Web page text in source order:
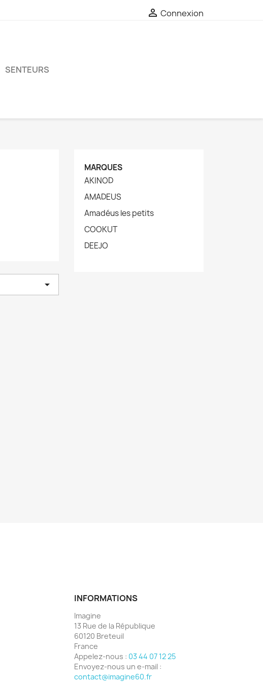
 Connexion
SENTEURS

MARQUES
AKINOD
AMADEUS
Amadéus les petits
COOKUT
DEEJO
INFORMATIONS
Imagine
13 Rue de la République
60120 Breteuil
France
Appelez-nous : 03 44 07 12 25
Envoyez-nous un e-mail :
contact@imagine60.fr